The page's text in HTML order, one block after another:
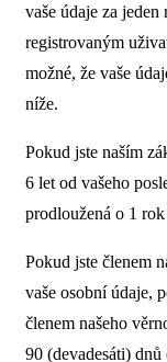
vaše údaje za
registrovaným
možné, že vaše
níže.
Pokud jste naším
6 let od vašeho
prodloužená o 1
Pokud jste členem
vaše osobní údaje,
členem našeho
90 (devadesáti)